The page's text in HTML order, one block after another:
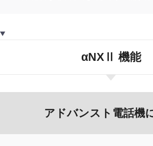
αNXⅡ 機能
アドバンスト電話機